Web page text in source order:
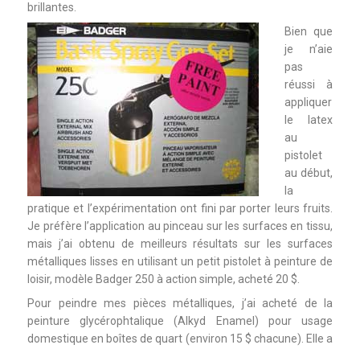
brillantes.
Bien que
je n’aie
pas
réussi à
appliquer
le latex
au
pistolet
au début,
la
pratique et l’expérimentation ont fini par porter leurs fruits.
Je préfère l’application au pinceau sur les surfaces en tissu,
mais j’ai obtenu de meilleurs résultats sur les surfaces
métalliques lisses en utilisant un petit pistolet à peinture de
loisir, modèle Badger 250 à action simple, acheté 20 $.
Pour peindre mes pièces métalliques, j’ai acheté de la
peinture glycérophtalique (Alkyd Enamel) pour usage
domestique en boîtes de quart (environ 15 $ chacune). Elle a